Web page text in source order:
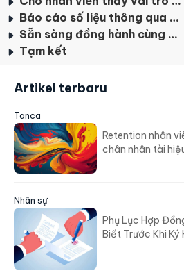
Báo cáo số liệu thông qua các câu chuyện sinh động
Sẵn sàng đồng hành cùng nhân viên
Tạm kết
Artikel terbaru
Tanca
Retention nhân
chân nhân tài
Nhân sự
Phụ Lục Hợp
Biết Trước Khi Ký